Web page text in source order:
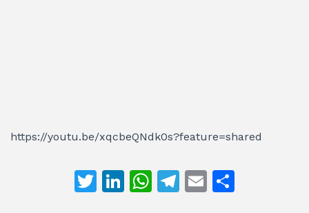
https://youtu.be/xqcbeQNdk0s?feature=shared
T
Li W T
E